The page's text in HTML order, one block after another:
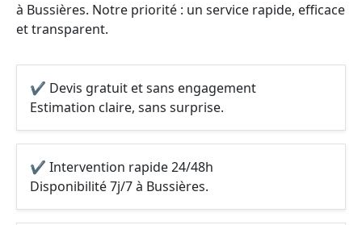
à Bussières. Notre priorité : un service rapide, efficace
et transparent.
✔ Devis gratuit et sans engagement
Estimation claire, sans surprise.
✔ Intervention rapide 24/48h
Disponibilité 7j/7 à Bussières.